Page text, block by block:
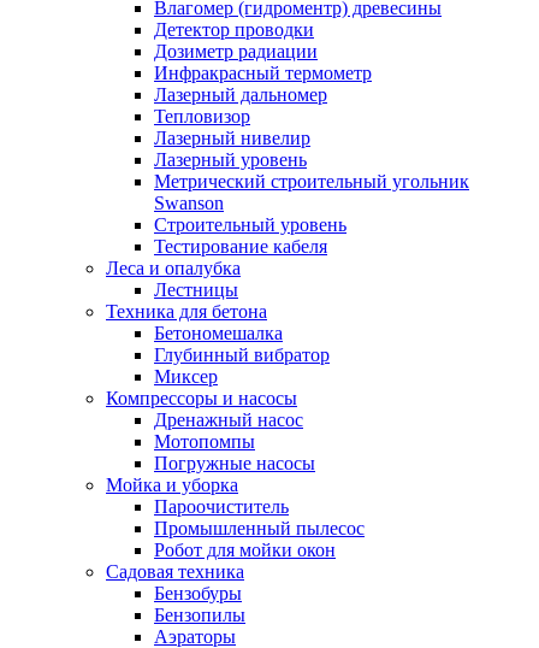
Влагомер (гидроментр) древесины
Детектор проводки
Дозиметр радиации
Инфракрасный термометр
Лазерный дальномер
Тепловизор
Лазерный нивелир
Лазерный уровень
Метрический строительный угольник
Swanson
Строительный уровень
Тестирование кабеля
Леса и опалубка
Лестницы
Техника для бетона
Бетономешалка
Глубинный вибратор
Миксер
Компрессоры и насосы
Дренажный насос
Мотопомпы
Погружные насосы
Мойка и уборка
Пароочиститель
Промышленный пылесос
Робот для мойки окон
Садовая техника
Бензобуры
Бензопилы
Аэраторы